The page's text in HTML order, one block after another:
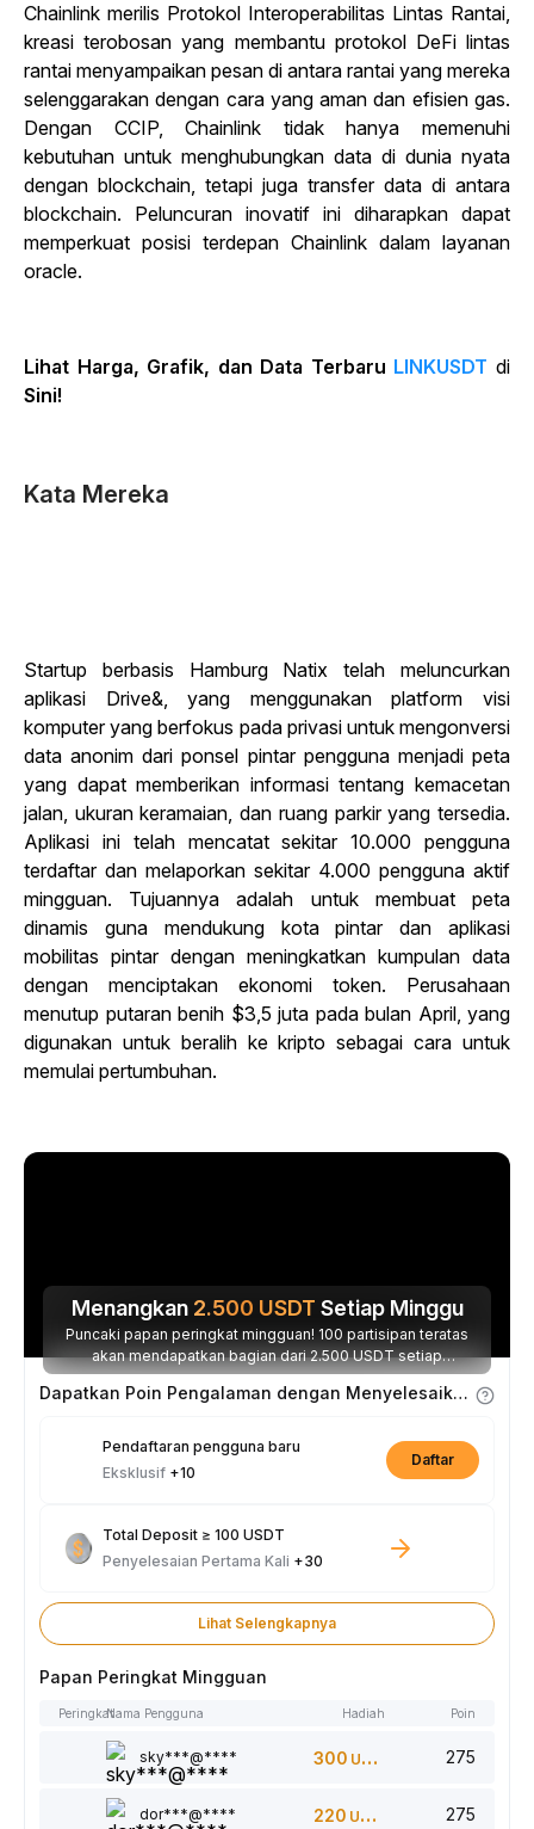
Chainlink merilis Protokol Interoperabilitas Lintas Rantai,
kreasi terobosan yang membantu protokol DeFi lintas
rantai menyampaikan pesan di antara rantai yang mereka
selenggarakan dengan cara yang aman dan efisien gas.
Dengan CCIP, Chainlink tidak hanya memenuhi
kebutuhan untuk menghubungkan data di dunia nyata
dengan blockchain, tetapi juga transfer data di antara
blockchain. Peluncuran inovatif ini diharapkan dapat
memperkuat posisi terdepan Chainlink dalam layanan
oracle.
Lihat Harga, Grafik, dan Data Terbaru LINKUSDT di
Sini!
Kata Mereka
Startup berbasis Hamburg Natix telah meluncurkan
aplikasi Drive&, yang menggunakan platform visi
komputer yang berfokus pada privasi untuk mengonversi
data anonim dari ponsel pintar pengguna menjadi peta
yang dapat memberikan informasi tentang kemacetan
jalan, ukuran keramaian, dan ruang parkir yang tersedia.
Aplikasi ini telah mencatat sekitar 10.000 pengguna
terdaftar dan melaporkan sekitar 4.000 pengguna aktif
mingguan. Tujuannya adalah untuk membuat peta
dinamis guna mendukung kota pintar dan aplikasi
mobilitas pintar dengan meningkatkan kumpulan data
dengan menciptakan ekonomi token. Perusahaan
menutup putaran benih $3,5 juta pada bulan April, yang
digunakan untuk beralih ke kripto sebagai cara untuk
memulai pertumbuhan.
Menangkan 2.500 USDT Setiap Minggu
Puncaki papan peringkat mingguan! 100 partisipan teratas
akan mendapatkan bagian dari 2.500 USDT setiap
minggunya.
Dapatkan Poin Pengalaman dengan Menyelesaikan Tugas
Pendaftaran pengguna baru
Eksklusif +10
Daftar
Total Deposit ≥ 100 USDT
Penyelesaian Pertama Kali +30
Lihat Selengkapnya
Papan Peringkat Mingguan
PeringkatNama Pengguna Hadiah Poin
sky***@**** 300 USDT 275
dor***@**** 220 USDT 275